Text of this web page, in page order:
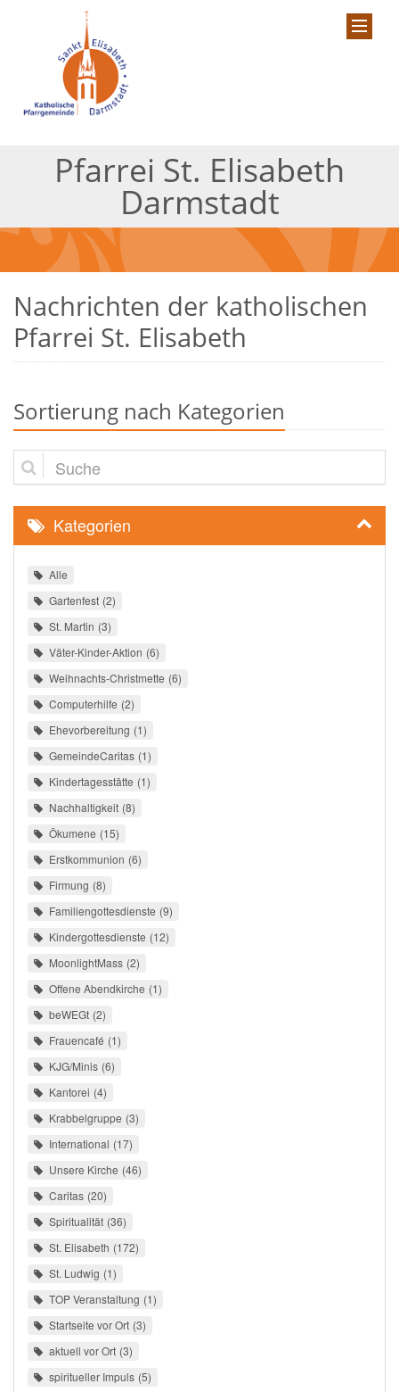
Pfarrei St. Elisabeth
Darmstadt
Nachrichten der katholischen
Pfarrei St. Elisabeth
Sortierung nach Kategorien
Suche
Kategorien
Alle
Gartenfest 2
St. Martin 3
Väter-Kinder-Aktion 6
Weihnachts-Christmette 6
Computerhilfe 2
Ehevorbereitung 1
GemeindeCaritas 1
Kindertagesstätte 1
Nachhaltigkeit 8
Ökumene 15
Erstkommunion 6
Firmung 8
Familiengottesdienste 9
Kindergottesdienste 12
MoonlightMass 2
Offene Abendkirche 1
beWEGt 2
Frauencafé 1
KJG/Minis 6
Kantorei 4
Krabbelgruppe 3
International 17
Unsere Kirche 46
Caritas 20
Spiritualität 36
St. Elisabeth 172
St. Ludwig 1
TOP Veranstaltung 1
Startseite vor Ort 3
aktuell vor Ort 3
spiritueller Impuls 5